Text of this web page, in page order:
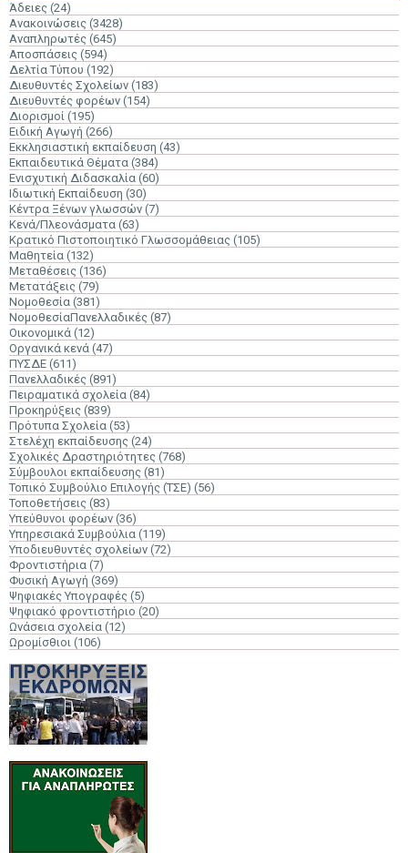
Άδειες (24)
Ανακοινώσεις (3428)
Αναπληρωτές (645)
Αποσπάσεις (594)
Δελτία Τύπου (192)
Διευθυντές Σχολείων (183)
Διευθυντές φορέων (154)
Διορισμοί (195)
Ειδική Αγωγή (266)
Εκκλησιαστική εκπαίδευση (43)
Εκπαιδευτικά Θέματα (384)
Ενισχυτική Διδασκαλία (60)
Ιδιωτική Εκπαίδευση (30)
Κέντρα Ξένων γλωσσών (7)
Κενά/Πλεονάσματα (63)
Κρατικό Πιστοποιητικό Γλωσσομάθειας (105)
Μαθητεία (132)
Μεταθέσεις (136)
Μετατάξεις (79)
Νομοθεσία (381)
ΝομοθεσίαΠανελλαδικές (87)
Οικονομικά (12)
Οργανικά κενά (47)
ΠΥΣΔΕ (611)
Πανελλαδικές (891)
Πειραματικά σχολεία (84)
Προκηρύξεις (839)
Πρότυπα Σχολεία (53)
Στελέχη εκπαίδευσης (24)
Σχολικές Δραστηριότητες (768)
Σύμβουλοι εκπαίδευσης (81)
Τοπικό Συμβούλιο Επιλογής (ΤΣΕ) (56)
Τοποθετήσεις (83)
Υπεύθυνοι φορέων (36)
Υπηρεσιακά Συμβούλια (119)
Υποδιευθυντές σχολείων (72)
Φροντιστήρια (7)
Φυσική Αγωγή (369)
Ψηφιακές Υπογραφές (5)
Ψηφιακό φροντιστήριο (20)
Ωνάσεια σχολεία (12)
Ωρομίσθιοι (106)